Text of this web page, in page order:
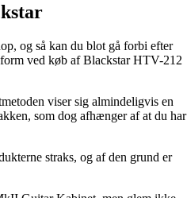
og så kan du blot gå forbi efter
ved køb af Blackstar HTV-212
viser sig almindeligvis en
som dog afhænger af at du har
straks, og af den grund er